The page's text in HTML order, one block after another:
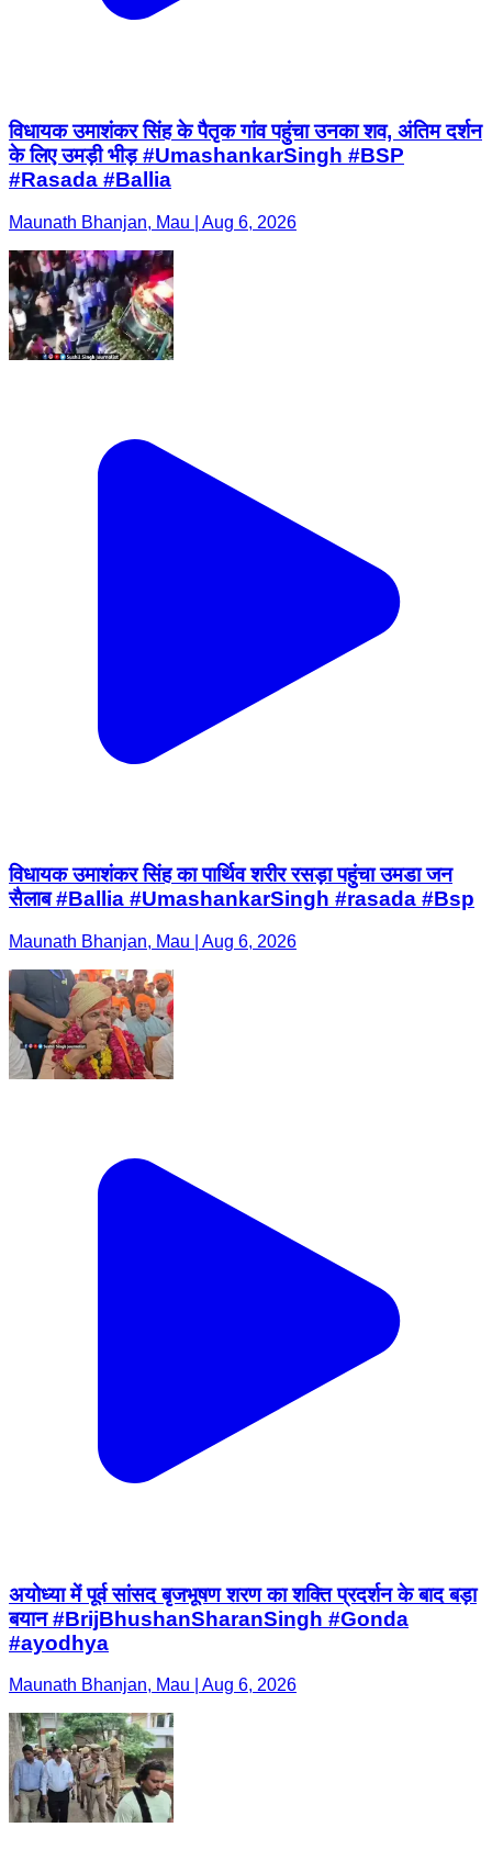
विधायक उमाशंकर सिंह के पैतृक गांव पहुंचा उनका शव, अंतिम दर्शन
के लिए उमड़ी भीड़ #UmashankarSingh #BSP
#Rasada #Ballia
Maunath Bhanjan, Mau | Aug 6, 2026
विधायक उमाशंकर सिंह का पार्थिव शरीर रसड़ा पहुंचा उमडा जन
सैलाब #Ballia #UmashankarSingh #rasada #Bsp
Maunath Bhanjan, Mau | Aug 6, 2026
अयोध्या में पूर्व सांसद बृजभूषण शरण का शक्ति प्रदर्शन के बाद बड़ा
बयान #BrijBhushanSharanSingh #Gonda
#ayodhya
Maunath Bhanjan, Mau | Aug 6, 2026